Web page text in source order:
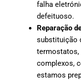
falha
defeituoso.
Reparação
substituição
termostatos,
complexos,
estamos